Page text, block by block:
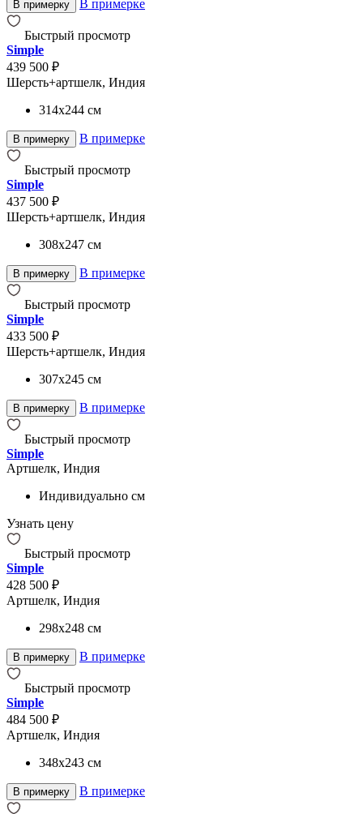
В примерку В примерке
Быстрый просмотр
Simple
439 500 ₽
Шерсть+артшелк, Индия
314x244 см
В примерку В примерке
Быстрый просмотр
Simple
437 500 ₽
Шерсть+артшелк, Индия
308x247 см
В примерку В примерке
Быстрый просмотр
Simple
433 500 ₽
Шерсть+артшелк, Индия
307x245 см
В примерку В примерке
Быстрый просмотр
Simple
Артшелк, Индия
Индивидуально см
Узнать цену
Быстрый просмотр
Simple
428 500 ₽
Артшелк, Индия
298x248 см
В примерку В примерке
Быстрый просмотр
Simple
484 500 ₽
Артшелк, Индия
348x243 см
В примерку В примерке